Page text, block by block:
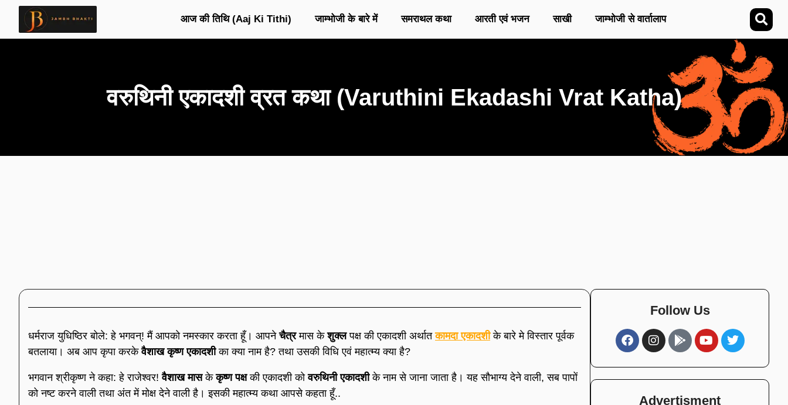
आज की तिथि (Aaj Ki Tithi) जाम्भोजी के बारे में समराथल कथा आरती एवं भजन साखी जाम्भोजी से वार्तालाप
वरुथिनी एकादशी व्रत कथा (Varuthini Ekadashi Vrat Katha)
धर्मराज युधिष्ठिर बोले: हे भगवन्! मैं आपको नमस्कार करता हूँ। आपनेचैत्रमास केशुक्लपक्ष की एकादशी अर्थातकामदा एकादशीके बारे मे विस्तार पूर्वक
बतलाया। अब आप कृपा करकेवैशाख कृष्ण एकादशीका क्या नाम है? तथा उसकी विधि एवं महात्म्य क्या है?
भगवान श्रीकृष्ण ने कहा: हे राजेश्वर!वैशाख मासकेकृष्ण पक्षकी एकादशी कोवरुथिनी एकादशीके नाम से जाना जाता है। यह सौभाग्य देने वाली, सब पापों
को नष्ट करने वाली तथा अंत में मोक्ष देने वाली है। इसकी महात्म्य कथा आपसे कहता हूँ..
Follow Us
Advertisment